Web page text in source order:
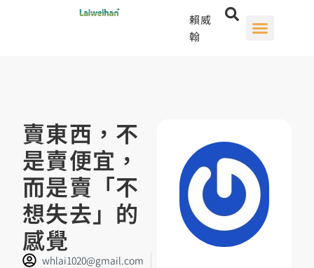
賴威
翰
賣東西，不
是賣便宜，
而是賣「不
想失去」的
感覺
whlai1020@gmail.com